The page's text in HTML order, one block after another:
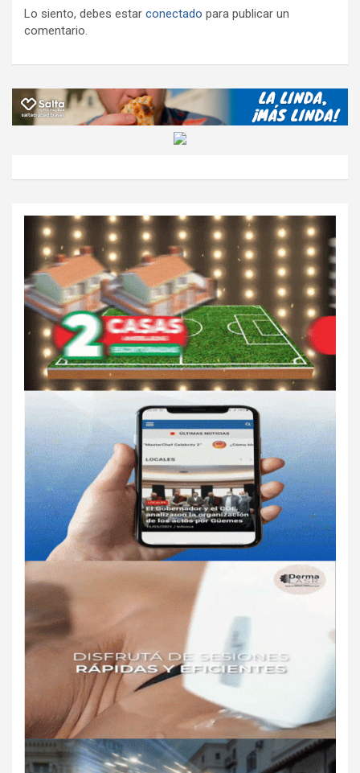
Lo siento, debes estar conectado para publicar un
comentario.